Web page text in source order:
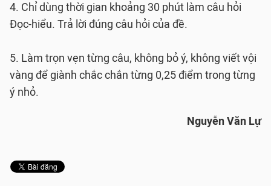
4. Chỉ dùng thời gian khoảng 30 phút làm câu hỏi
Đọc-hiểu. Trả lời đúng câu hỏi của đề.
5. Làm trọn vẹn từng câu, không bỏ ý, không viết vội
vàng để giành chắc chắn từng 0,25 điểm trong từng
ý nhỏ.
Nguyễn Văn Lự